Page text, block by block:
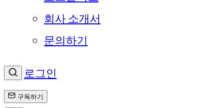
회사 소개서
문의하기
로그인
구독하기